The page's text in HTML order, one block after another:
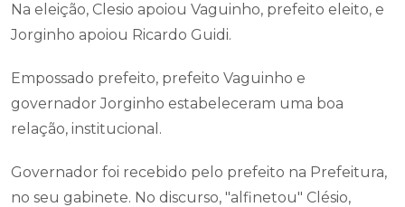
Na eleição, Clesio apoiou Vaguinho, prefeito eleito, e
Jorginho apoiou Ricardo Guidi.
Empossado prefeito, prefeito Vaguinho e
governador Jorginho estabeleceram uma boa
relação, institucional.
Governador foi recebido pelo prefeito na Prefeitura,
no seu gabinete. No discurso, "alfinetou" Clésio,